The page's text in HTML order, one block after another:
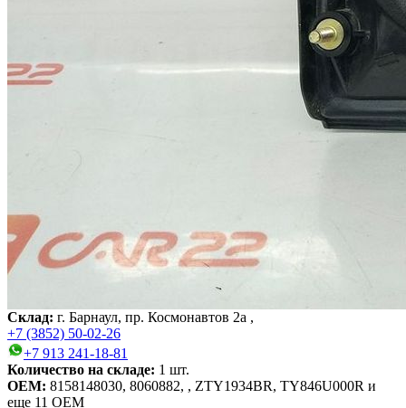
Склад: г. Барнаул, пр. Космонавтов 2а ,
+7 (3852) 50-02-26
+7 913 241-18-81
Количество на складе: 1 шт.
OEM: 8158148030, 8060882, , ZTY1934BR, TY846U000R и
еще 11 OEM